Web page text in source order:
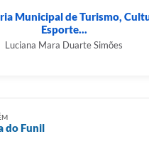
Municipal de Turismo,
Esporte...
Luciana Mara Duarte Simões
do Funil